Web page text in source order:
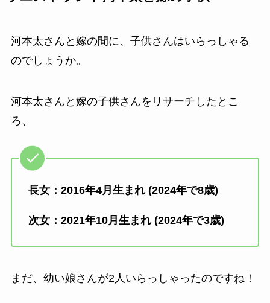
河本太さんと嫁の間に、子供さんはいらっしゃる
のでしょうか。
河本太さんと嫁の子供さんをリサーチしたとこ
ろ、
長女：2016年4月生まれ (2024年で8歳)
次女：2021年10月生まれ (2024年で3歳)
まだ、幼い娘さんが2人いらっしゃったのですね！